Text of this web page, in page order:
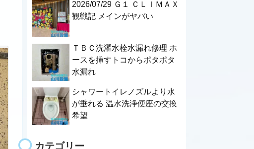
2026/07/29 Ｇ１ ＣＬＩＭＡＸ
観戦記 メインがヤバい
ＴＢＣ洗濯水栓水漏れ修理 ホ
ースを挿すトコからポタポタ
水漏れ
シャワートイレノズルより水
が垂れる 温水洗浄便座の交換
希望
カテゴリー